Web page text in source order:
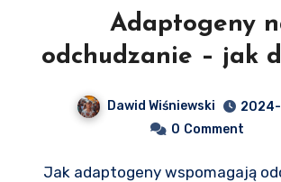
Adaptogeny
odchudzanie – jak
Dawid Wiśniewski
0 Comment
Jak adaptogeny wspomagają odchudzanie?